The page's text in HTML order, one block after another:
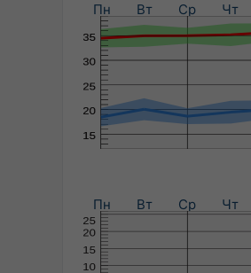
Пн Вт Ср Чт
Пн Вт Ср Чт